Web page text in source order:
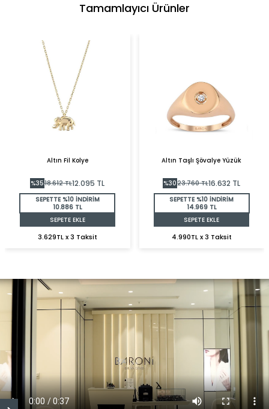
Tamamlayıcı Ürünler
Altın Fil Kolye
%3518.612TL12.095 TL
SEPETTE %10 İNDİRİM
10.886 TL
SEPETE EKLE
3.629TL x 3 Taksit
Altın Taşlı Şövalye Yüzük
%3023.760TL16.632 TL
SEPETTE %10 İNDİRİM
14.969 TL
SEPETE EKLE
4.990TL x 3 Taksit